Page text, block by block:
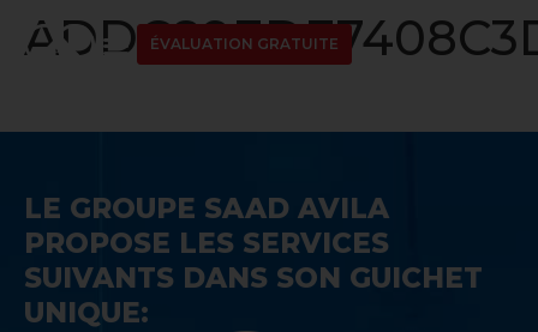
ÉVALUATION GRATUITE
LE GROUPE SAAD AVILA
PROPOSE LES SERVICES
SUIVANTS DANS SON GUICHET
UNIQUE: